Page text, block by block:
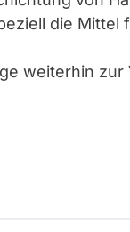
die Mittel
weiterhin zur